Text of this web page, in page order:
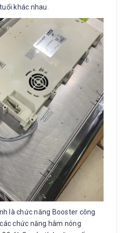
khác nhau.
là chức năng Booster công
chức năng hâm nóng